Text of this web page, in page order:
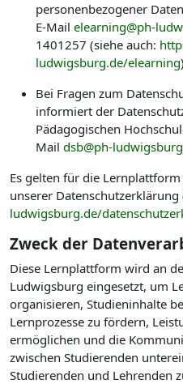
personenbezogener
E-Mail elearning@ph-
1401257 (siehe auch:
ludwigsburg.de/elearning
Bei Fragen zum
informiert der
Pädagogischen
Mail dsb@ph-
Es gelten für die
unserer Datenschutzerklärung
ludwigsburg.de/
Zweck der
Diese Lernplattform wird an
Ludwigsburg eingesetzt, um
organisieren, Studieninhalte
Lernprozesse zu fördern,
ermöglichen und die
zwischen Studierenden
Studierenden und Lehrenden